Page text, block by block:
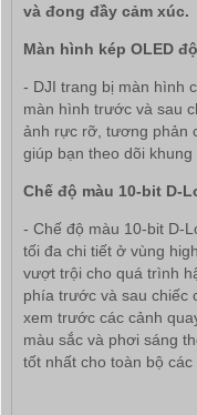
và đong đầy cảm xúc.
Màn hình kép OLED
- DJI trang bị màn hình
màn hình trước và sau
ảnh rực rỡ, tương phản
giúp bạn theo dõi
Chế độ màu 10-bit D-
- Chế độ màu 10-bit D-
tối đa chi tiết ở vùng
vượt trội cho quá trình
phía trước và sau chiếc
xem trước các cảnh
màu sắc và phơi sáng
tốt nhất cho toàn bộ các